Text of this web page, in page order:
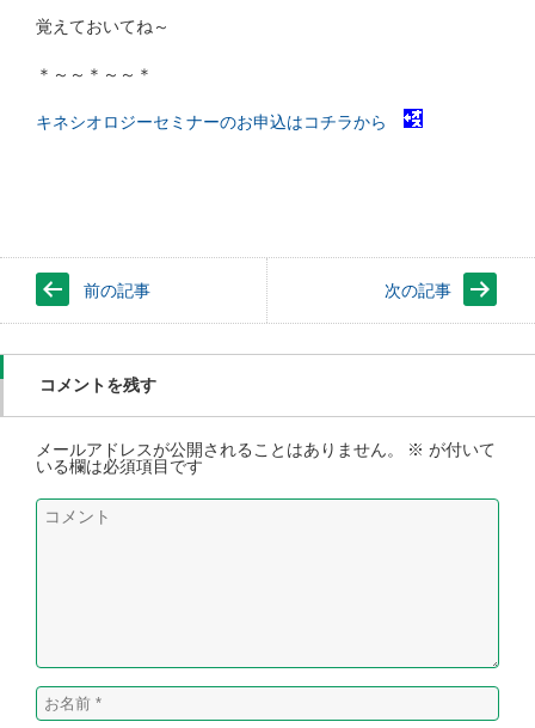
覚えておいてね～
＊～～＊～～＊
キネシオロジーセミナーのお申込はコチラから
前の記事 次の記事
コメントを残す
メールアドレスが公開されることはありません。 ※ が付いて
いる欄は必須項目です